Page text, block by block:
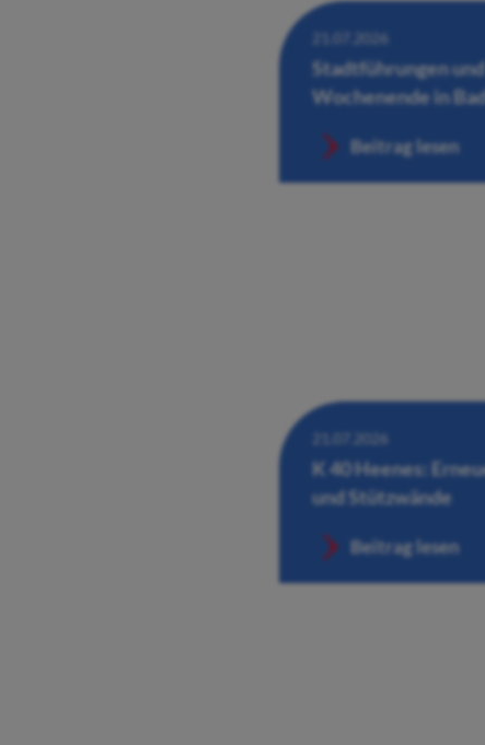
21.07.2026
Stadtführungen
Wochenende in
Beitrag lesen
21.07.2026
K 40 Heenes:
und Stützwände
Beitrag lesen